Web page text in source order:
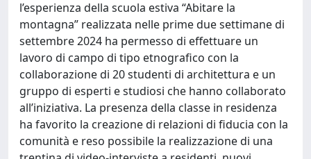
l’esperienza della scuola estiva “Abitare la
montagna” realizzata nelle prime due settimane di
settembre 2024 ha permesso di effettuare un
lavoro di campo di tipo etnografico con la
collaborazione di 20 studenti di architettura e un
gruppo di esperti e studiosi che hanno collaborato
all’iniziativa. La presenza della classe in residenza
ha favorito la creazione di relazioni di fiducia con la
comunità e reso possibile la realizzazione di una